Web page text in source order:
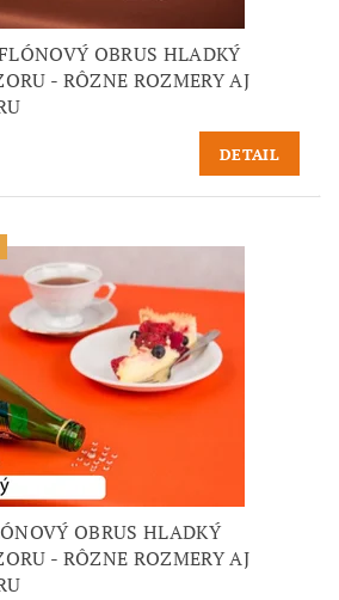
OBRUS HLADKÝ
- RÔZNE ROZMERY AJ
DETAIL
OBRUS HLADKÝ
- RÔZNE ROZMERY AJ